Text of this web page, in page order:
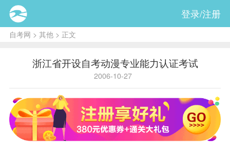
登录/注册
自考网 > 其他 > 正文
浙江省开设自考动漫专业能力认证考试
2006-10-27